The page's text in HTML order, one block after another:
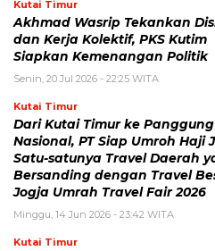
Kutai Timur
Akhmad Wasrip Tekankan
dan Kerja Kolektif, PKS Kutim
Siapkan Kemenangan Politik
Senin, 20 Jul 2026 - 22:25 WITA
Kutai Timur
Dari Kutai Timur ke Panggung
Nasional, PT Siap Umroh Haji
Satu-satunya Travel Daerah
Bersanding dengan Travel
Jogja Umrah Travel Fair 2026
Minggu, 14 Jun 2026 - 23:42 WITA
Kutai Timur